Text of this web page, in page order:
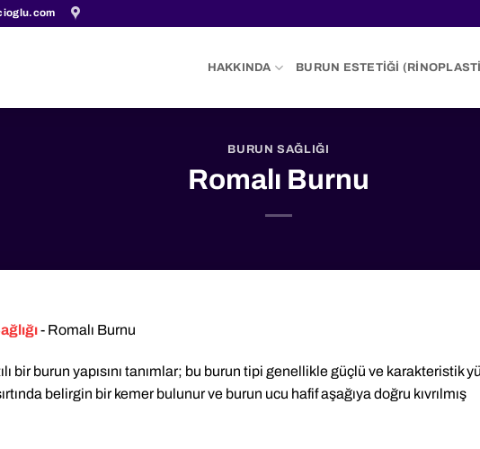
HAKKINDA BURUN ESTETIĞI
BURUN SAĞLIĞI
Romalı Burnu
- Romalı Burnu
bir burun yapısını tanımlar; bu burun tipi genellikle güçlü ve karakteristik
belirgin bir kemer bulunur ve burun ucu hafif aşağıya doğru kıvrılmış